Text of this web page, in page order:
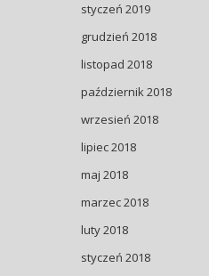
styczeń 2019
grudzień 2018
listopad 2018
październik 2018
wrzesień 2018
lipiec 2018
maj 2018
marzec 2018
luty 2018
styczeń 2018